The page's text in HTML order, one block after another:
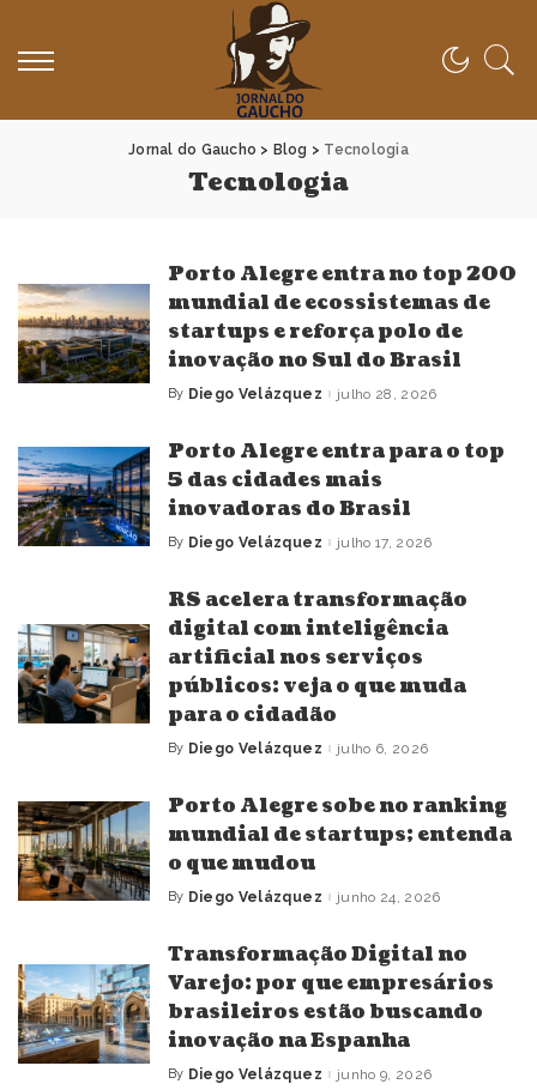
Jornal do Gaucho > Blog > Tecnologia
Tecnologia
Porto Alegre entra no top 200
mundial de ecossistemas de
startups e reforça polo de
inovação no Sul do Brasil
Posted
By Diego Velázquez julho 28, 2026
Porto Alegre entra para o top
5 das cidades mais
inovadoras do Brasil
Posted
By Diego Velázquez julho 17, 2026
RS acelera transformação
digital com inteligência
artificial nos serviços
públicos: veja o que muda
para o cidadão
Posted
By Diego Velázquez julho 6, 2026
Porto Alegre sobe no ranking
mundial de startups; entenda
o que mudou
Posted
By Diego Velázquez junho 24, 2026
Transformação Digital no
Varejo: por que empresários
brasileiros estão buscando
inovação na Espanha
Posted
By Diego Velázquez junho 9, 2026